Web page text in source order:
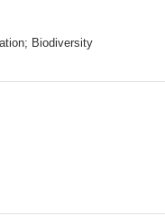
Biodiversity